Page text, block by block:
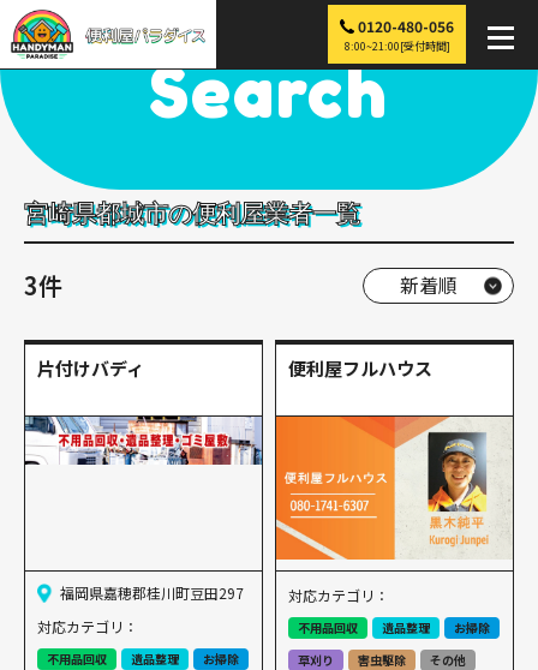
0120-480-056
8:00~21:00[受付時間]
便利屋パラダイス > 探す > 都城市
Search
宮崎県都城市の便利屋業者一覧
3件
片付けバディ
福岡県嘉穂郡桂川町豆田297
対応カテゴリ：
不用品回収 遺品整理 お掃除
便利屋フルハウス
対応カテゴリ：
不用品回収 遺品整理
お掃除
草刈り
害虫駆除 その他